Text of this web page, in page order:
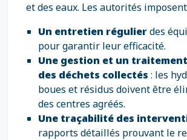
et des eaux. Les autorités
Un entretien régulierdes
pour garantir leur efficacité.
Une gestion et un
des déchets collectés : les
boues et résidus doivent être
des centres agréés.
Une traçabilité des
rapports détaillés prouvant le